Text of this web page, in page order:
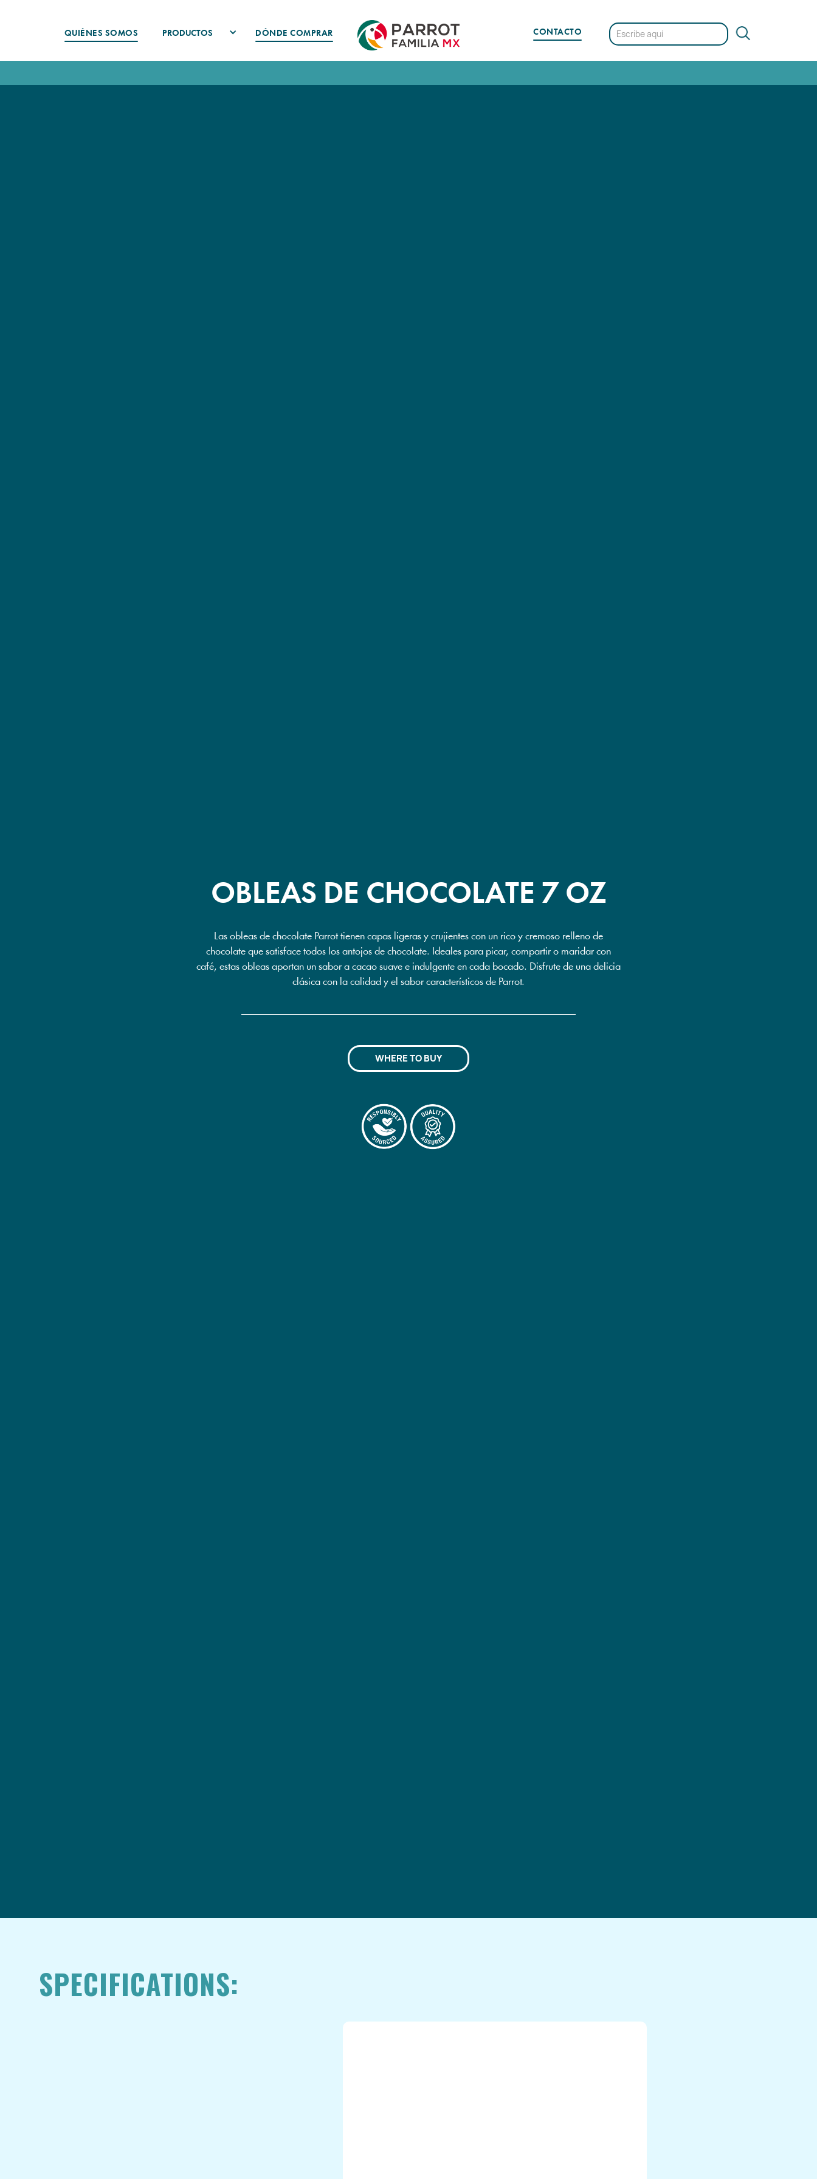
QUIÉ NES SOMOS PRODUCTOS DÓNDE COMPRAR CONTACTO
OBLEAS DE CHOCOLATE 7 OZ
Las obleas de chocolate Parrot tienen capas ligeras y crujientes con un rico y cremoso relleno de
chocolate que satisface todos los antojos de chocolate. Ideales para picar, compartir o maridar con
café, estas obleas aportan un sabor a cacao suave e indulgente en cada bocado. Disfrute de una delicia
clásica con la calidad y el sabor característicos de Parrot.
WHERE TO BUY
SPECIFICATIONS: